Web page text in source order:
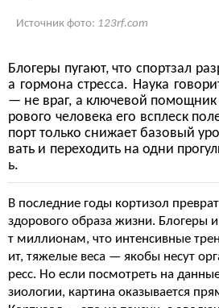
Источник фото: 123rf.com
Блогеры пугают, что спортзал
а гормона стресса. Наука
— не враг, а ключевой помощник
рового человека его всплеск
порт только снижает базовый
вать и переходить на одни
ь.
В последние годы кортизол
здорового образа жизни.
т миллионам, что интенсивные
ит, тяжелые веса — якобы несут
ресс. Но если посмотреть на
зиологии, картина оказывается